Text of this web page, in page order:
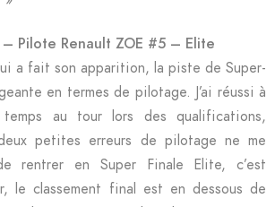
– Pilote Renault ZOE #5 – Elite
a fait son apparition, la piste de Super-
en termes de pilotage. J’ai réussi à
au tour lors des qualifications,
deux petites erreurs de pilotage ne me
rentrer en Super Finale Elite, c’est
le classement final est en dessous de